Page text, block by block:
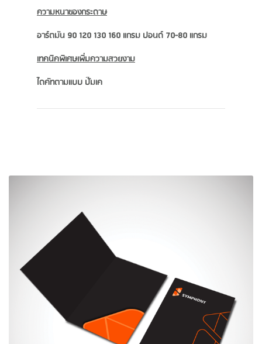
ความหนาของกระดาษ
อารตมัน 90 120 130 160 แกรม ปอนด 70-80 แกรม
เทคนิคพิเศษเพิ่มความสวยงาม
ไดคัทตามแบบ ปั๊มเค